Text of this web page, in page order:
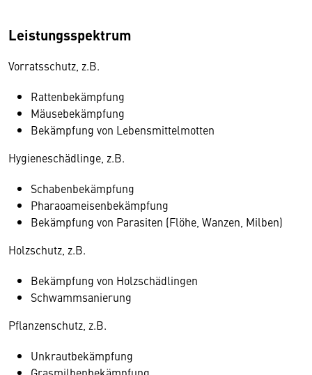
Leistungsspektrum
Vorratsschutz, z.B.
Rattenbekämpfung
Mäusebekämpfung
Bekämpfung von Lebensmittelmotten
Hygieneschädlinge, z.B.
Schabenbekämpfung
Pharaoameisenbekämpfung
Bekämpfung von Parasiten (Flöhe, Wanzen, Milben)
Holzschutz, z.B.
Bekämpfung von Holzschädlingen
Schwammsanierung
Pflanzenschutz, z.B.
Unkrautbekämpfung